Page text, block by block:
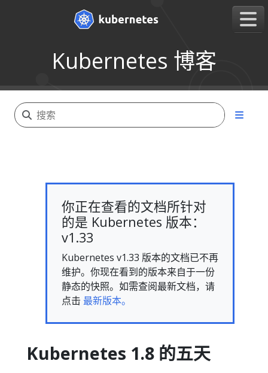
Kubernetes 博客
你正在查看的文档所针对
的是 Kubernetes 版本：
v1.33
Kubernetes v1.33 版本的文档已不再
维护。你现在看到的版本来自于一份
静态的快照。如需查阅最新文档，请
点击 最新版本。
Kubernetes 1.8 的五天